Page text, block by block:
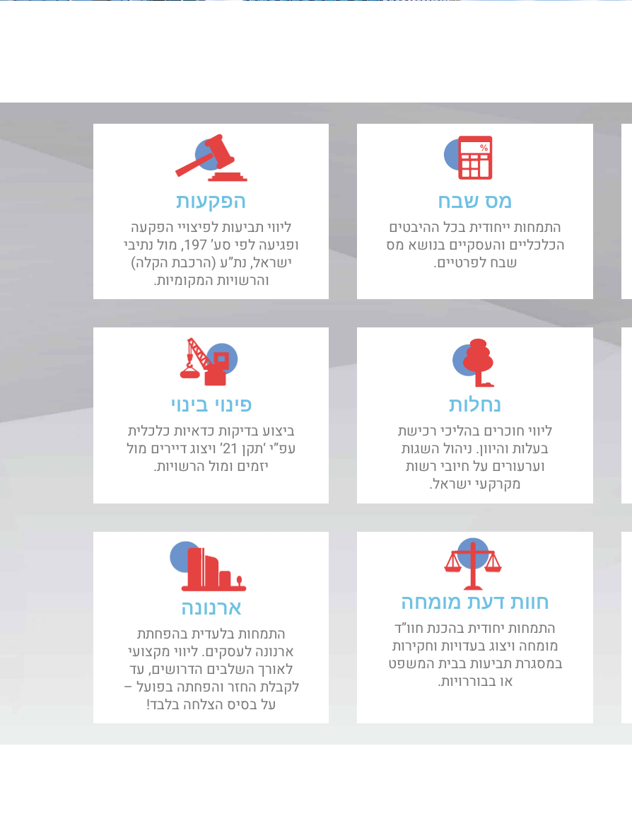
מס שבח
התמחות ייחודית בכל ההיבטים
הכלכליים והעסקיים בנושא מס
שבח לפרטיים.
הפקעות
ליווי תביעות לפיצויי הפקעה
ופגיעה לפי סע’ 197, מול נתיבי
ישראל, נת”ע (הרכבת הקלה)
והרשויות המקומיות.
נחלות
ליווי חוכרים בהליכי רכישת
בעלות והיוון. ניהול השגות
וערעורים על חיובי רשות
מקרקעי ישראל.
פינוי בינוי
ביצוע בדיקות כדאיות כלכלית
עפ”י ‘תקן 21’ ויצוג דיירים מול
יזמים ומול הרשויות.
חוות דעת מומחה
התמחות יחודית בהכנת חוו”ד
מומחה ויצוג בעדויות וחקירות
במסגרת תביעות בבית המשפט
או בבוררויות.
ארנונה
התמחות בלעדית בהפחתת
ארנונה לעסקים. ליווי מקצועי
לאורך השלבים הדרושים, עד
לקבלת החזר והפחתה בפועל –
על בסיס הצלחה בלבד!